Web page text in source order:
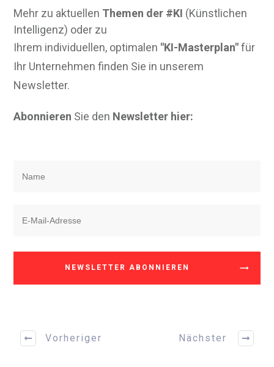
Mehr zu aktuellen Themen der #KI (Künstlichen
Intelligenz) oder zu
Ihrem individuellen, optimalen "KI-Masterplan"für
Ihr Unternehmen finden Sie in unserem
Newsletter.
Abonnieren Sie den Newsletter hier:
NEWSLETTER ABONNIEREN
Vorheriger Nächster